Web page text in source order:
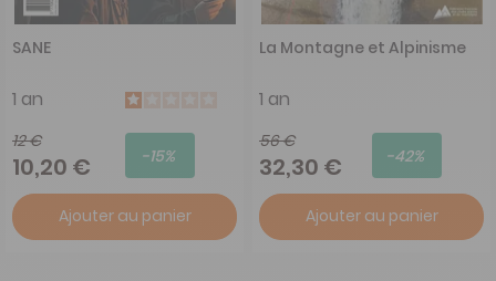
SANE
1 an
12 €
10,20 € -15%
Ajouter au panier
La Montagne et Alpinisme
1 an
56 €
32,30 € -42%
Ajouter au panier